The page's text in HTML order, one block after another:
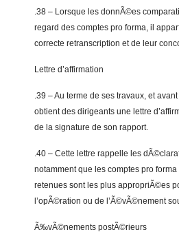
.38 – Lorsque les donnÃ©es
regard des comptes pro forma, il
correcte retranscription et de leur
Lettre d’affirmation
.39 – Au terme de ses travaux, et
obtient des dirigeants une lettre
de la signature de son rapport.
.40 – Cette lettre rappelle les
notamment que les comptes pro
retenues sont les plus appropriÃ©es
l’opÃ©ration ou de l’Ã©vÃ©nement
Ã‰vÃ©nements postÃ©rieurs